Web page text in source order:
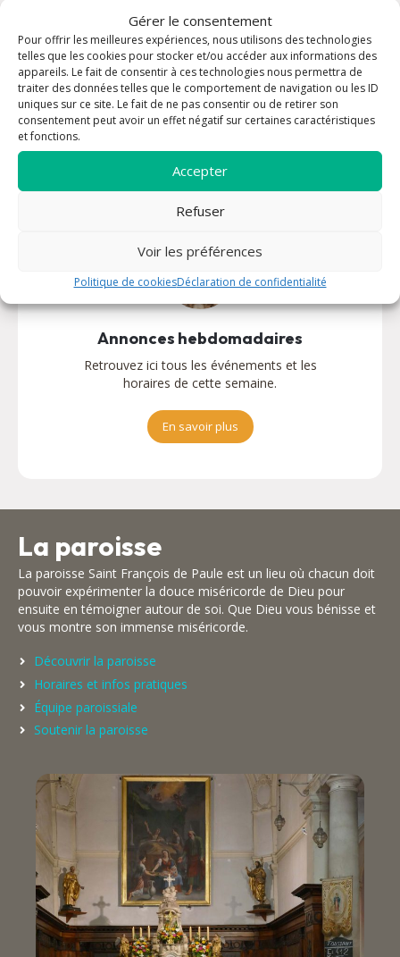
Gérer le consentement
Pour offrir les meilleures expériences, nous utilisons des technologies
telles que les cookies pour stocker et/ou accéder aux informations des
appareils. Le fait de consentir à ces technologies nous permettra de
traiter des données telles que le comportement de navigation ou les ID
uniques sur ce site. Le fait de ne pas consentir ou de retirer son
consentement peut avoir un effet négatif sur certaines caractéristiques
et fonctions.
Accepter
Refuser
Voir les préférences
Politique de cookiesDéclaration de confidentialité
Vous êtes nouveau
Nous sommes très heureux de vous accueillir.
Le Seigneur vous attend !
Annonces hebdomadaires
Retrouvez ici tous les événements et les
horaires de cette semaine.
En savoir plus
La paroisse
La paroisse Saint François de Paule est un lieu où chacun doit
pouvoir expérimenter la douce miséricorde de Dieu pour
ensuite en témoigner autour de soi. Que Dieu vous bénisse et
vous montre son immense miséricorde.
Découvrir la paroisse
Horaires et infos pratiques
Équipe paroissiale
Soutenir la paroisse